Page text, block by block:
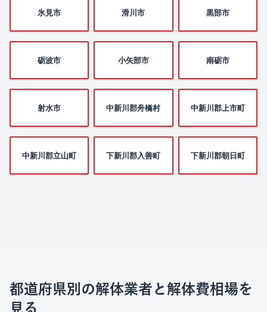
氷見市 滑川市 黒部市
砺波市 小矢部市 南砺市
射水市 中新川郡舟橋村 中新川郡上市町
中新川郡立山町 下新川郡入善町 下新川郡朝日町
都道府県別の解体業者と解体費相場を
見る